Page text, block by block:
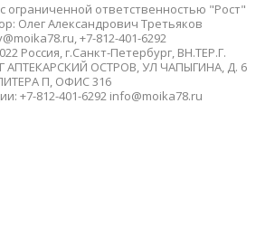
ограниченной ответственностью "Рост"
Олег Александрович Третьяков
+7-812-401-6292
Россия, г.Санкт-Петербург, ВН.ТЕР.Г.
ОСТРОВ, УЛ ЧАПЫГИНА, Д. 6
П, ОФИС 316
+7-812-401-6292 info@moika78.ru